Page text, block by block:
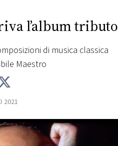
l’album tributo
di musica classica
Maestro
2021